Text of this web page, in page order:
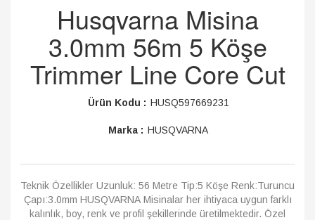
Husqvarna Misina
3.0mm 56m 5 Köşe
Trimmer Line Core Cut
Ürün Kodu : HUSQ597669231
Marka : HUSQVARNA
Teknik Özellikler Uzunluk: 56 Metre Tip:5 Köşe Renk:Turuncu
Çapı:3.0mm HUSQVARNA Misinalar her ihtiyaca uygun farklı
kalınlık, boy, renk ve profil şekillerinde üretilmektedir. Özel